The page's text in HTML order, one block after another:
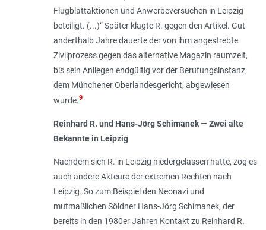
Flugblattaktionen und Anwerbeversuchen in Leipzig
beteiligt. (...)“ Später klagte R. gegen den Artikel. Gut
anderthalb Jahre dauerte der von ihm angestrebte
Zivilprozess gegen das alternative Magazin raumzeit,
bis sein Anliegen endgültig vor der Berufungsinstanz,
dem Münchener Oberlandesgericht, abgewiesen
wurde.9
Reinhard R. und Hans-Jörg Schimanek — Zwei alte
Bekannte in Leipzig
Nachdem sich R. in Leipzig niedergelassen hatte, zog es
auch andere Akteure der extremen Rechten nach
Leipzig. So zum Beispiel den Neonazi und
mutmaßlichen Söldner Hans-Jörg Schimanek, der
bereits in den 1980er Jahren Kontakt zu Reinhard R.